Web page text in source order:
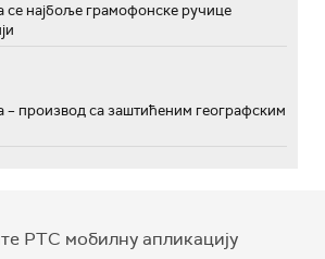
се најбоље грамофонске ручице
– производ са заштићеним географским
РТС мобилну апликацију